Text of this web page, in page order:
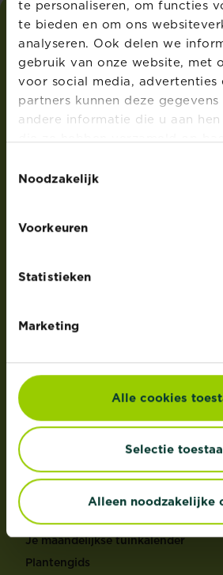
te personaliseren, om functies
te bieden en om ons
analyseren. Ook delen we
gebruik van onze website, met
voor social media, advertenties
partners kunnen deze
andere informatie die u aan
die ze hebben verzameld op
Noodzakelijk
Voorkeuren
Statistieken
Marketing
Alle cookies
Selectie
Alleen noodzakelijke
ilovemy garden
ADRES
Evergreen Garden Care Belgium
Dieptestraat 2 bus 11, 9160
Potgrond bodemverbeteraars &
Onkruidbestrijding
Groene aanslagreiniger
Substral ®
Roundup®
Je maandelijkse tuinkalender
Plantengids